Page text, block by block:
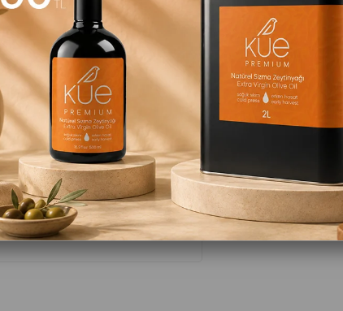
Favorilere Ekle